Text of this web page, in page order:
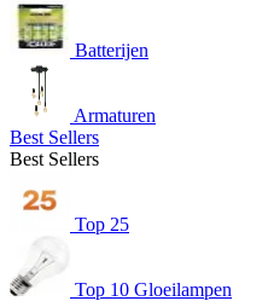
Batterijen
Armaturen
Best Sellers
Best Sellers
Top 25
Top 10 Gloeilampen